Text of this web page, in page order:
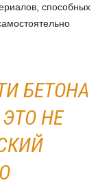
способных
БЕТОНА
НЕ